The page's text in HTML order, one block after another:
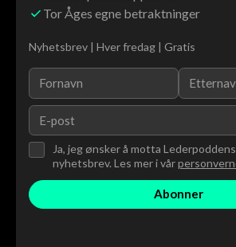
Tor Åges egne betraktninger
Nyhetsbrev | Hver fredag | Gratis
Ja, jeg ønsker å motta
nyhetsbrev. Les mer i vår